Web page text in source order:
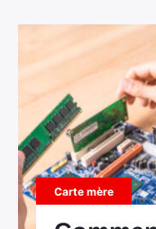
Carte mère